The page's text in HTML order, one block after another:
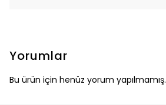
Yorumlar
Bu ürün için henüz yorum yapılmamış.